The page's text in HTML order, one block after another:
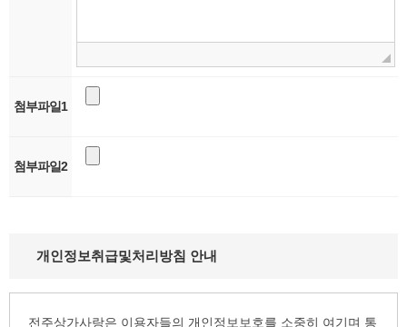
첨부파일1
첨부파일2
개인정보취급및처리방침 안내
전주상가사랑은 이용자들의 개인정보보호를 소중히 여기며 통